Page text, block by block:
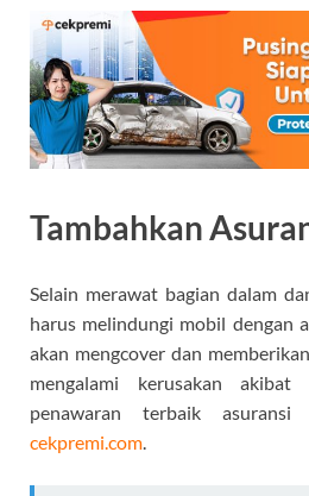
Tambahkan
Selain merawat bagian dalam
harus melindungi mobil dengan
akan mengcover dan
mengalami kerusakan akibat
penawaran terbaik
cekpremi.com.